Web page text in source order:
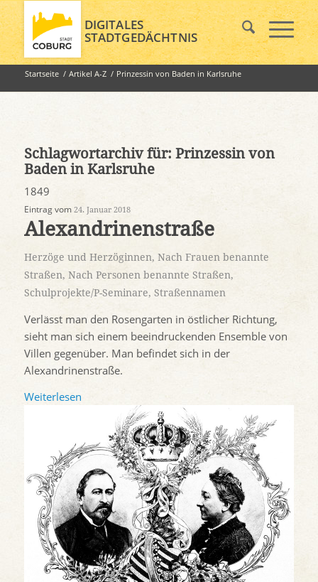
DIGITALES
STADTGEDÄCHTNIS
Startseite / Artikel A-Z / Prinzessin von Baden in Karlsruhe
Schlagwortarchiv für: Prinzessin von
Baden in Karlsruhe
1849
Eintrag vom 24. Januar 2018
Alexandrinenstraße
Herzöge und Herzöginnen, Nach Frauen benannte
Straßen, Nach Personen benannte Straßen,
Schulprojekte/P-Seminare, Straßennamen
Verlässt man den Rosengarten in östlicher Richtung,
sieht man sich einem beeindruckenden Ensemble von
Villen gegenüber. Man befindet sich in der
Alexandrinenstraße.
Weiterlesen